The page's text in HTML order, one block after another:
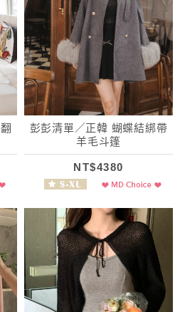
彭彭清單／正韓 蝴蝶結綁帶
羊毛斗篷
NT$4380